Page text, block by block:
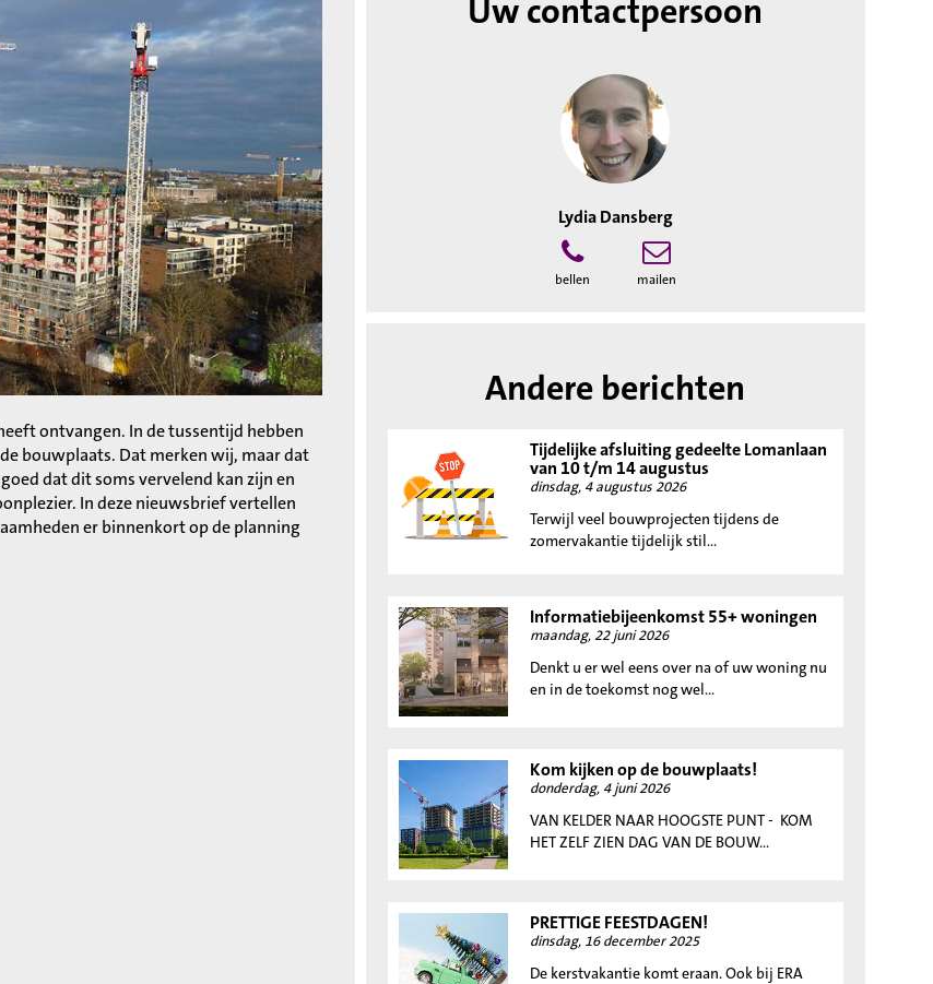
ontvangen. In de tussentijd hebben
bouwplaats. Dat merken wij, maar dat
dat dit soms vervelend kan zijn en
In deze nieuwsbrief vertellen
er binnenkort op de planning
Uw contactpersoon
Lydia Dansberg
bellen mailen
Andere berichten
Tijdelijke afsluiting gedeelte Lomanlaan
van 10 t/m 14 augustus
dinsdag, 4 augustus 2026
Terwijl veel bouwprojecten tijdens de
zomervakantie tijdelijk stil...
Informatiebijeenkomst 55+ woningen
maandag, 22 juni 2026
Denkt u er wel eens over na of uw woning nu
en in de toekomst nog wel...
Kom kijken op de bouwplaats!
donderdag, 4 juni 2026
VAN KELDER NAAR HOOGSTE PUNT - KOM
HET ZELF ZIEN DAG VAN DE BOUW...
PRETTIGE FEESTDAGEN!
dinsdag, 16 december 2025
De kerstvakantie komt eraan. Ook bij ERA